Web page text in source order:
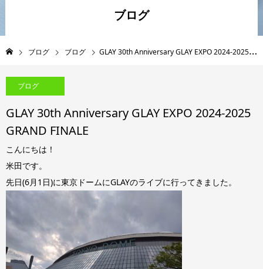
ブログ
ブログ ブログ GLAY 30th Anniversary GLAY EXPO 2024-2025 GRAND FINALE
ブログ
GLAY 30th Anniversary GLAY EXPO 2024-2025
GRAND FINALE
こんにちは！
米田です。
先日(6月1日)に東京ドームにGLAYのライブに行ってきました。